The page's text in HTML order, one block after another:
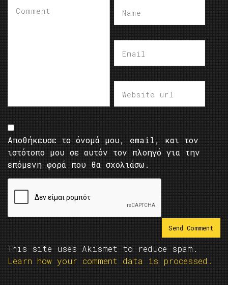
Αποθήκευσε το όνομά μου, email, και τον
ιστότοπο μου σε αυτόν τον πλοηγό για την
επόμενη φορά που θα σχολιάσω.
This site uses Akismet to reduce spam.
Learn how your comment data is processed.